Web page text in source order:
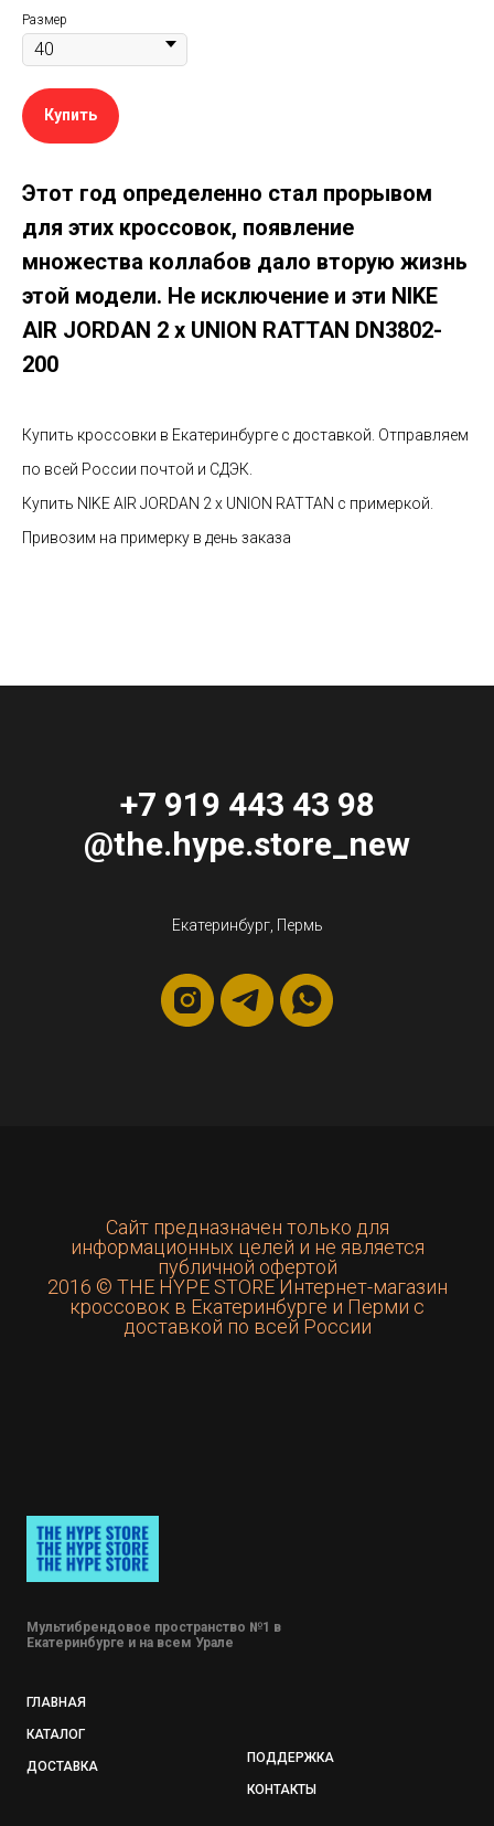
Размер
Купить
Этот год определенно стал прорывом
для этих кроссовок, появление
множества коллабов дало вторую жизнь
этой модели. Не исключение и эти NIKE
AIR JORDAN 2 x UNION RATTAN DN3802-
200
Купить кроссовки в Екатеринбурге с доставкой. Отправляем
по всей России почтой и СДЭК.
Купить NIKE AIR JORDAN 2 x UNION RATTAN с примеркой.
Привозим на примерку в день заказа
+7 919 443 43 98
@the.hype.store_new
Екатеринбург, Пермь
Сайт предназначен только для
информационных целей и не является
публичной офертой
2016 © THE HYPE STORE Интернет-магазин
кроссовок в Екатеринбурге и Перми с
доставкой по всей России
Мультибрендовое пространство №1 в
Екатеринбурге и на всем Урале
ГЛАВНАЯ
КАТАЛОГ
ДОСТАВКА
ПОДДЕРЖКА
КОНТАКТЫ